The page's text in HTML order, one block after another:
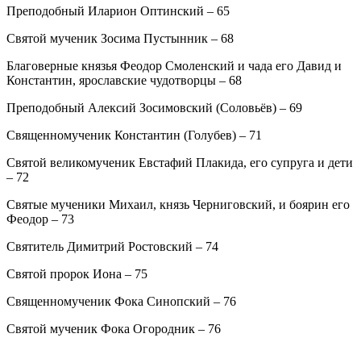
Преподобный Иларион Оптинский – 65
Святой мученик Зосима Пустынник – 68
Благоверные князья Феодор Смоленский и чада его Давид и
Константин, ярославские чудотворцы – 68
Преподобный Алексий Зосимовский (Соловьёв) – 69
Священномученик Константин (Голубев) – 71
Святой великомученик Евстафий Плакида, его супруга и дети
– 72
Святые мученики Михаил, князь Черниговский, и боярин его
Феодор – 73
Святитель Димитрий Ростовский – 74
Святой пророк Иона – 75
Священномученик Фока Синопский – 76
Святой мученик Фока Огородник – 76